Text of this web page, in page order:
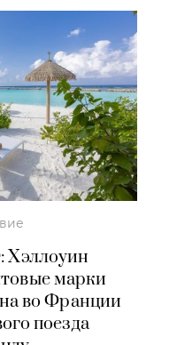
Хэллоуин
марки
во Франции
поезда